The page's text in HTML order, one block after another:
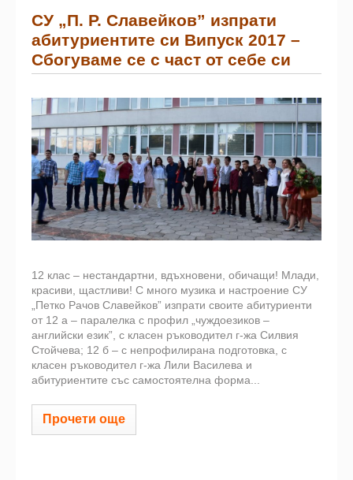
СУ „П. Р. Славейков” изпрати
абитуриентите си Випуск 2017 –
Сбогуваме се с част от себе си
12 клас – нестандартни, вдъхновени, обичащи! Млади,
красиви, щастливи! С много музика и настроение СУ
„Петко Рачов Славейков” изпрати своите абитуриенти
от 12 а – паралелка с профил „чуждоезиков –
английски език”, с класен ръководител г-жа Силвия
Стойчева; 12 б – с непрофилирана подготовка, с
класен ръководител г-жа Лили Василева и
абитуриентите със самостоятелна форма...
Прочети още